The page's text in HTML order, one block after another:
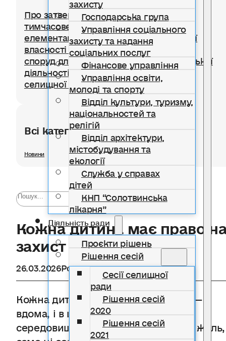
Господарська група
Управління соціального
захисту та надання
соціальних послуг
Фінансове управління
Управління освіти,
молоді та спорту
Відділ культури, туризму,
національностей та
релігій
Відділ архітектури,
містобудування та
екології
Служба у справах
дітей
КНП “Солотвинська
лікарня”
Діяльність ради
Проєкти рішень
Рішення сесій
Сесії селищної
ради
Рішення сесій
2020
Рішення сесій
2021
Про затвердження Положення про
тимчасове користування окремими
елементами благоустрою комунальної
власності для розміщення тимчасових
споруд для провадження підприємницької
діяльності на території Солотвинської
селищної територіальної громади
Всі категорії розділу
Новини
Кожна дитина має право
захист
26.03.2026РозділНовини
Кожна дитина має право на захист — і
вдома, і в школі, і в будь-якому
середовищі, де вона зростає. Та, на жаль,